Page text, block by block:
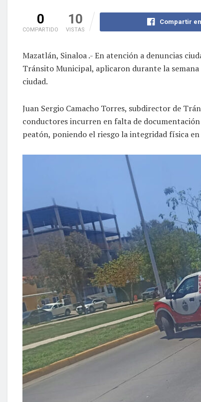
0
COMPARTIDO
10
VISTAS
Compartir
Mazatlán, Sinaloa .- En atención a denuncias
Tránsito Municipal, aplicaron durante la semana
ciudad.
Juan Sergio Camacho Torres, subdirector de
conductores incurren en falta de documentación
peatón, poniendo el riesgo la integridad física en